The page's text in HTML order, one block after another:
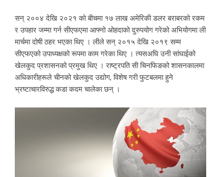
सन् २००४ देखि २०२१ को बीचमा १७ लाख अमेरिकी डलर बराबरको रकम
र उपहार जम्मा गर्न सीएफएमा आफ्नो ओहदाको दुरुपयोग गरेको अभियोगमा ली
मार्चमा दोषी ठहर भएका थिए । लीले सन् २०१५ देखि २०१९ सम्म
सीएफएको उपाध्यक्षको रूपमा काम गरेका थिए । त्यसअघि उनी सांघाईको
खेलकुद प्रशासनको प्रमुख थिए । राष्ट्रपति सी चिनफिङको शासनकालमा
अधिकारीहरूले चीनको खेलकुद उद्योग, विशेष गरी फुटबलमा हुने
भ्रष्टाचारविरुद्ध कडा कदम चालेका छन् ।